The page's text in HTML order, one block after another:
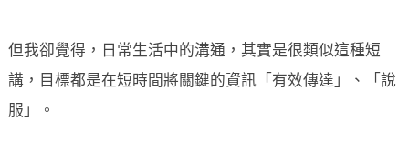
但我卻覺得，日常生活中的溝通，其實是很類似這種短
講，目標都是在短時間將關鍵的資訊「有效傳達」、「說
服」。